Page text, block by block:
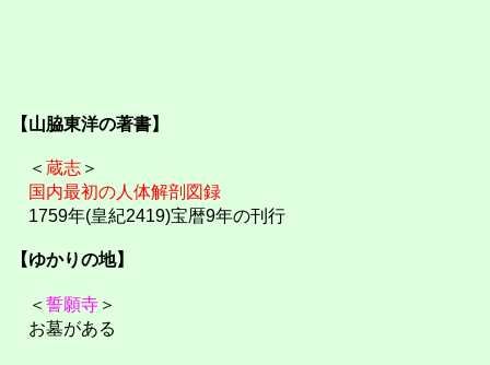
【山脇東洋の著書】
＜ 蔵志 ＞
国内最初の人体解剖図録
1759年(皇紀2419)宝暦9年の刊行
【ゆかりの地】
＜ 誓願寺 ＞
お墓がある